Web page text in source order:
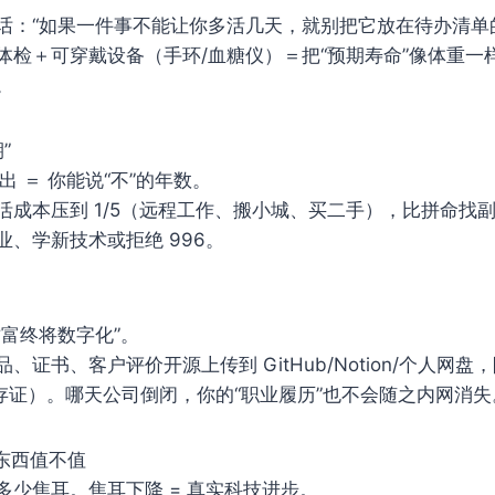
：“如果一件事不能让你多活几天，就别把它放在待办清单
检＋可穿戴设备（手环/血糖仪）＝把“预期寿命”像体重一
＝ 你能说“不”的年数。
成本压到 1/5（远程工作、搬小城、买二手），比拼命找
、学新技术或拒绝 996。
终将数字化”。
、证书、客户评价开源上传到 GitHub/Notion/个人网盘
）。哪天公司倒闭，你的“职业履历”也不会随之内网消
西值不值
少焦耳。焦耳下降 = 真实科技进步。